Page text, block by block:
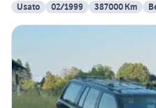
Usato
02/1999 387000 Km